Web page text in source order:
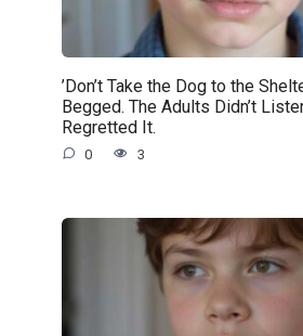
’Don’t Take the Dog to the
Begged. The Adults Didn’t
Regretted It.
0 3